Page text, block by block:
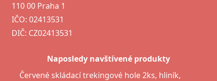
110 00 Praha 1
IČO: 02413531
DIČ: CZ02413531
Naposledy navštívené produkty
Červené skládací trekingové hole 2ks, hliník,